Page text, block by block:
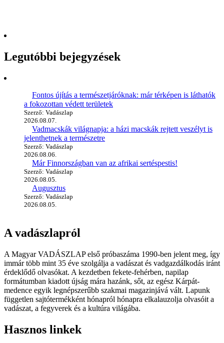
Legutóbbi bejegyzések
Fontos újítás a természetjáróknak: már térképen is láthatók
a fokozottan védett területek
Szerző: Vadászlap
2026.08.07.
Vadmacskák világnapja: a házi macskák rejtett veszélyt is
jelenthetnek a természetre
Szerző: Vadászlap
2026.08.06.
Már Finnországban van az afrikai sertéspestis!
Szerző: Vadászlap
2026.08.05.
Augusztus
Szerző: Vadászlap
2026.08.05.
A vadászlapról
A Magyar VADÁSZLAP első próbaszáma 1990-ben jelent meg, így
immár több mint 35 éve szolgálja a vadászat és vadgazdálkodás iránt
érdeklődő olvasókat. A kezdetben fekete-fehérben, napilap
formátumban kiadott újság mára hazánk, sőt, az egész Kárpát-
medence egyik legnépszerűbb szakmai magazinjává vált. Lapunk
független sajtótermékként hónapról hónapra elkalauzolja olvasóit a
vadászat, a fegyverek és a kultúra világába.
Hasznos linkek